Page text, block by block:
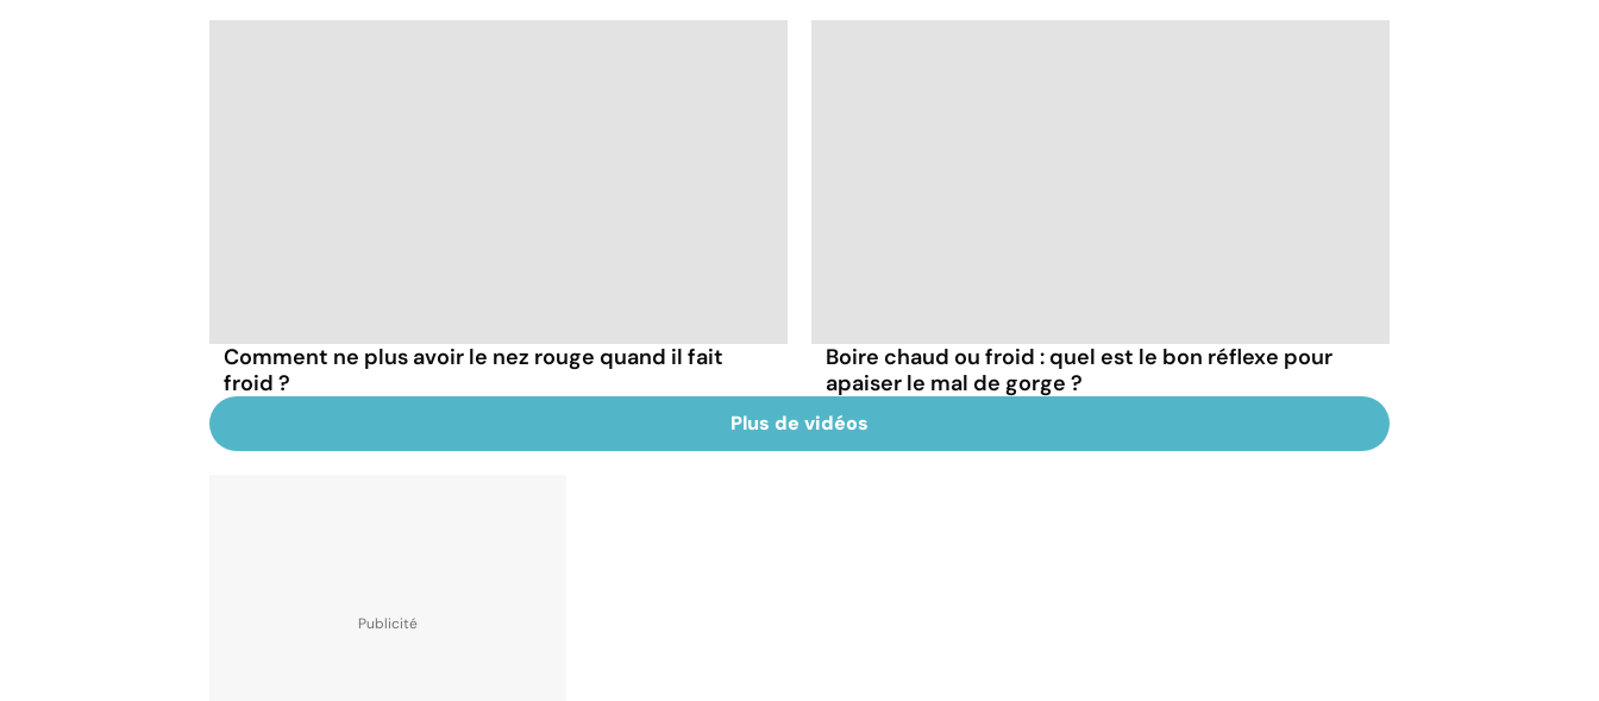
Comment ne plus avoir le nez rouge quand il fait
froid ?
Boire chaud ou froid : quel est le bon réflexe pour
apaiser le mal de gorge ?
Plus de vidéos